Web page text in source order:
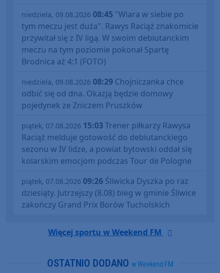
niedziela, 09.08.2026 08:45 "Wiara w siebie po
tym meczu jest duża". Rawys Raciąż znakomicie
przywitał się z IV ligą. W swoim debiutanckim
meczu na tym poziomie pokonał Spartę
Brodnica aż 4:1 (FOTO)
niedziela, 09.08.2026 08:29 Chojniczanka chce
odbić się od dna. Okazją będzie domowy
pojedynek ze Zniczem Pruszków
piątek, 07.08.2026 15:03Trener piłkarzy Rawysa
Raciąż melduje gotowość do debiutanckiego
sezonu w IV lidze, a powiat bytowski oddał się
kolarskim emocjom podczas Tour de Pologne
piątek, 07.08.2026 09:26 Śliwicka Dyszka po raz
dziesiąty. Jutrzejszy (8.08) bieg w gminie Śliwice
zakończy Grand Prix Borów Tucholskich
Więcej sportu w Weekend FM
OSTATNIO DODANO w Weekend FM